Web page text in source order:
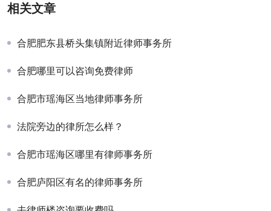
相关文章
合肥肥东县桥头集镇附近律师事务所
合肥哪里可以咨询免费律师
合肥市瑶海区当地律师事务所
法院旁边的律所怎么样？
合肥市瑶海区哪里有律师事务所
合肥庐阳区有名的律师事务所